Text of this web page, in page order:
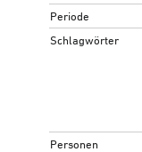
Periode
Schlagwörter
Personen